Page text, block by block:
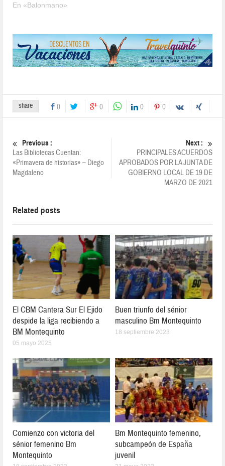
En «Balonmano»
share 0 0 0 0
Previous :
Las Bibliotecas Cuentan:
«Primavera de historias» – Diego
Magdaleno
Next :
PRINCIPALES ACUERDOS
APROBADOS POR LA JUNTA DE
GOBIERNO LOCAL DE 19 DE
MARZO DE 2021
Related posts
El CBM Cantera Sur El Ejido
despide la liga recibiendo a
BM Montequinto
05 mayo 2025
Buen triunfo del sénior
masculino Bm Montequinto
18 septiembre 2023
Comienzo con victoria del
sénior femenino Bm
Montequinto
Bm Montequinto femenino,
subcampeón de España
juvenil